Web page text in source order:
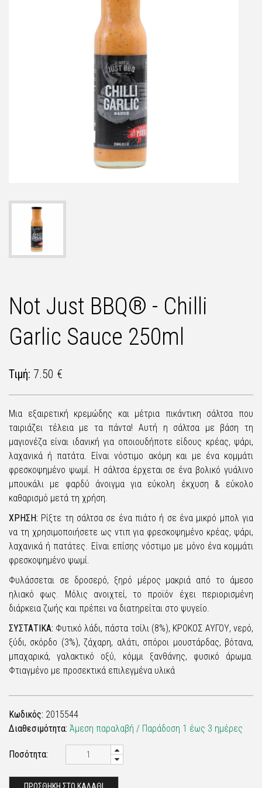
Not Just BBQ® - Chilli
Garlic Sauce 250ml
Τιμή: 7.50 €
Μια εξαιρετική κρεμώδης και μέτρια πικάντικη σάλτσα που
ταιριάζει τέλεια με τα πάντα! Αυτή η σάλτσα με βάση τη
μαγιονέζα είναι ιδανική για οποιουδήποτε είδους κρέας, ψάρι,
λαχανικά ή πατάτα. Είναι νόστιμο ακόμη και με ένα κομμάτι
φρεσκοψημένο ψωμί. Η σάλτσα έρχεται σε ένα βολικό γυάλινο
μπουκάλι με φαρδύ άνοιγμα για εύκολη έκχυση & εύκολο
καθαρισμό μετά τη χρήση.
ΧΡΗΣΗ: Ρίξτε τη σάλτσα σε ένα πιάτο ή σε ένα μικρό μπολ για
να τη χρησιμοποιήσετε ως ντιπ για φρεσκοψημένο κρέας, ψάρι,
λαχανικά ή πατάτες. Είναι επίσης νόστιμο με μόνο ένα κομμάτι
φρεσκοψημένο ψωμί.
Φυλάσσεται σε δροσερό, ξηρό μέρος μακριά από το άμεσο
ηλιακό φως. Μόλις ανοιχτεί, το προϊόν έχει περιορισμένη
διάρκεια ζωής και πρέπει να διατηρείται στο ψυγείο.
ΣΥΣΤΑΤΙΚΑ: Φυτικό λάδι, πάστα τσίλι (8%), ΚΡΟΚΟΣ ΑΥΓΟΥ, νερό,
ξύδι, σκόρδο (3%), ζάχαρη, αλάτι, σπόροι μουστάρδας, βότανα,
μπαχαρικά, γαλακτικό οξύ, κόμμι ξανθάνης, φυσικό άρωμα.
Φτιαγμένο με προσεκτικά επιλεγμένα υλικά
Κωδικός: 2015544
Διαθεσιμότητα: Άμεση παραλαβή / Παράδoση 1 έως 3 ημέρες
Ποσότητα: